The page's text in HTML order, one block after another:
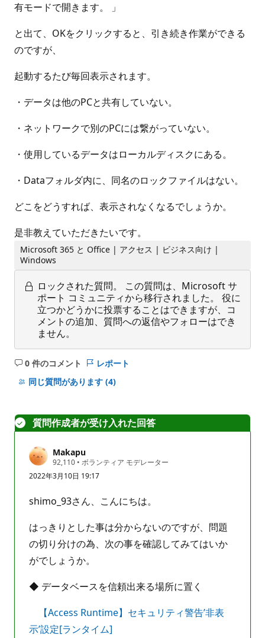
有モードで開きます。 」
と出て、OKをクリックすると、引き続き作業ができる
のですが、
起動するたび毎回表示されます。
・データは他のPCと共有していない。
・ネットワークで別のPCには繋がっていない。
・使用しているデータはローカルディスクにある。
・Dataフォルダ内に、同名のロックファイルはない。
どこをどうすれば、表示されなくなるでしょうか。
是非教えていただきたいです。
Microsoft 365 と Office | アクセス | ビジネス向け |
Windows
ロックされた質問。
この質問は、Microsoft サ
ポート コミュニティから移行されました。 役に
立つかどうかに投票することはできますが、コ
メントの追加、質問への返信やフォローはでき
ません。
0 件のコメント
コ
メ
は
あ
ま
せ
ん
レポート
同じ質問があります (4)
質問作成者が受け入れた回答
Makapu
92,110 評
価
の
イ
ン
• ボランティア モデレーター
2022年3月10日 19:17
shimo_93さん、こんにちは。
はっきりとした事は分からないのですが、問題
の切り分けの為、次の事を確認してみてはいか
がでしょうか。
◆ データベースを信頼出来る場所に置く
【Access Runtime】セキュリティ警告’非表
示’設定[ランタイム]